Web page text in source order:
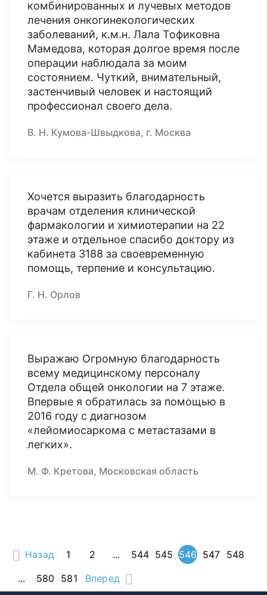
комбинированных и лучевых методов
лечения онкогинекологических
заболеваний, к.м.н. Лала Тофиковна
Мамедова, которая долгое время после
операции наблюдала за моим
состоянием. Чуткий, внимательный,
застенчивый человек и настоящий
профессионал своего дела.
В. Н. Кумова-Швыдкова, г. Москва
Хочется выразить благодарность
врачам отделения клинической
фармакологии и химиотерапии на 22
этаже и отдельное спасибо доктору из
кабинета 3188 за своевременную
помощь, терпение и консультацию.
Г. Н. Орлов
Выражаю Огромную благодарность
всему медицинскому персоналу
Отдела общей онкологии на 7 этаже.
Впервые я обратилась за помощью в
2016 году с диагнозом
«лейомиосаркома с метастазами в
легких».
М. Ф. Кретова, Московская область
Назад 1 2 ... 544 545 546 547 548
...
580 581 Вперед